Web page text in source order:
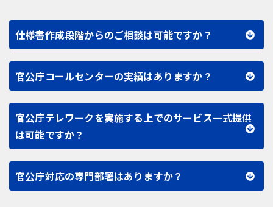
仕様書作成段階からのご相談は可能ですか？
官公庁コールセンターの実績はありますか？
官公庁テレワークを実施する上でのサービス一式提供
は可能ですか？
官公庁対応の専門部署はありますか？